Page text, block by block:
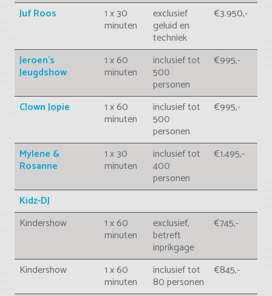
Juf Roos 1 x 30
minuten
exclusief
geluid en
techniek
€3.950,-
Jeroen's
Jeugdshow
1 x 60
minuten
inclusief tot
500
personen
€995,-
Clown Jopie 1 x 60
minuten
inclusief tot
500
personen
€995,-
Mylene &
Rosanne
1 x 30
minuten
inclusief tot
400
personen
€1.495,-
Kidz-DJ
Kindershow
1 x 60
minuten
exclusief,
betreft
inprikgage
€745,-
Kindershow 1 x 60
minuten
inclusief tot
80 personen
€845,-